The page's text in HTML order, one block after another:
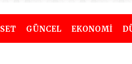
GÜNCEL EKONOMİ